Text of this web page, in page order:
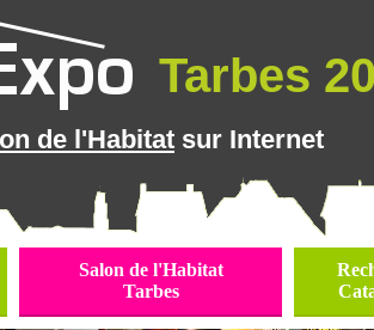
Tarbes
de l'Habitat sur Internet
Salon de l'Habitat
Tarbes